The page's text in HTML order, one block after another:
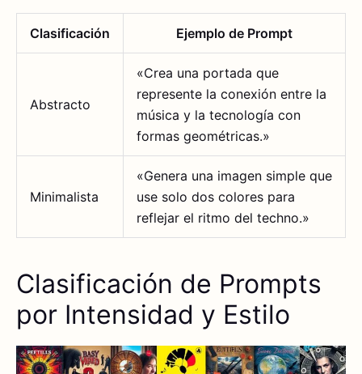
Clasificación Ejemplo de Prompt
Abstracto
«Crea una portada que
represente la conexión entre la
música y la tecnología con
formas geométricas.»
Minimalista
«Genera una imagen simple que
use solo dos colores para
reflejar el ritmo del techno.»
Clasificación de Prompts
por Intensidad y Estilo